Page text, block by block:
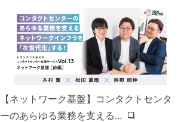
【ネットワーク基盤】コンタクトセンタ
ーのあらゆる業務を支える...